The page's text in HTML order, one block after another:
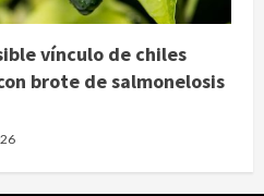
vínculo de chiles
brote de salmonelosis